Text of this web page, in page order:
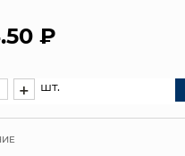
₽
+ шт.